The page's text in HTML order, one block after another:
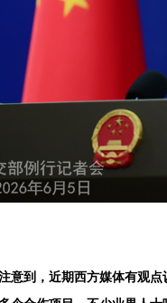
意到，近期西方媒体有观